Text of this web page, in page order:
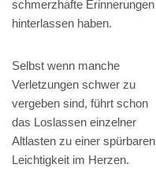
schmerzhafte Erinnerungen
hinterlassen haben.
Selbst wenn manche
Verletzungen schwer zu
vergeben sind, führt schon
das Loslassen einzelner
Altlasten zu einer spürbaren
Leichtigkeit im Herzen.